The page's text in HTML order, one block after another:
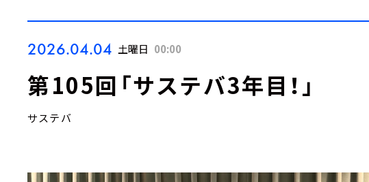
Podcast
2026.04.04 土曜日 00:00
第105回「サステバ3年目！」
サステバ